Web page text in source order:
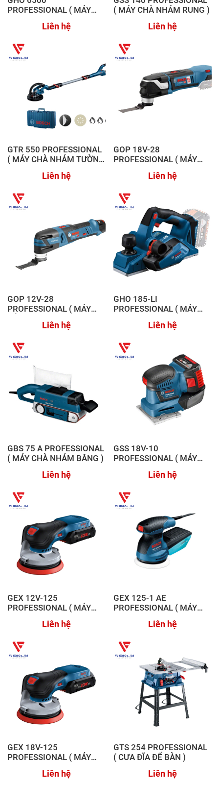
PROFESSIONAL ( MÁY
Liên hệ
( MÁY CHÀ NHÁM RUNG )
Liên hệ
GTR 550 PROFESSIONAL
( MÁY CHÀ NHÁM TƯỜNG
Liên hệ
GOP 18V-28
PROFESSIONAL ( MÁY
Liên hệ
GOP 12V-28
PROFESSIONAL ( MÁY
Liên hệ
GHO 185-LI
PROFESSIONAL ( MÁY
Liên hệ
GBS 75 A PROFESSIONAL
( MÁY CHÀ NHÁM BĂNG )
Liên hệ
GSS 18V-10
PROFESSIONAL ( MÁY
DÙNG PIN )Liên hệ
GEX 12V-125
PROFESSIONAL ( MÁY
DÙNG PIN )Liên hệ
GEX 125-1 AE
PROFESSIONAL ( MÁY
Liên hệ
GEX 18V-125
PROFESSIONAL ( MÁY
DÙNG PIN )Liên hệ
GTS 254 PROFESSIONAL
( CƯA ĐĨA ĐỂ BÀN )
Liên hệ